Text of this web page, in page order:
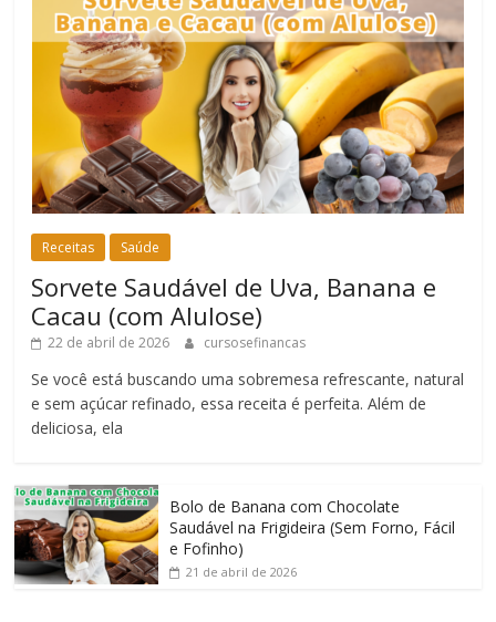
Receitas Saúde
Sorvete Saudável de Uva, Banana e
Cacau (com Alulose)
22 de abril de 2026 cursosefinancas
Se você está buscando uma sobremesa refrescante, natural
e sem açúcar refinado, essa receita é perfeita. Além de
deliciosa, ela
Bolo de Banana com Chocolate
Saudável na Frigideira (Sem Forno, Fácil
e Fofinho)
21 de abril de 2026